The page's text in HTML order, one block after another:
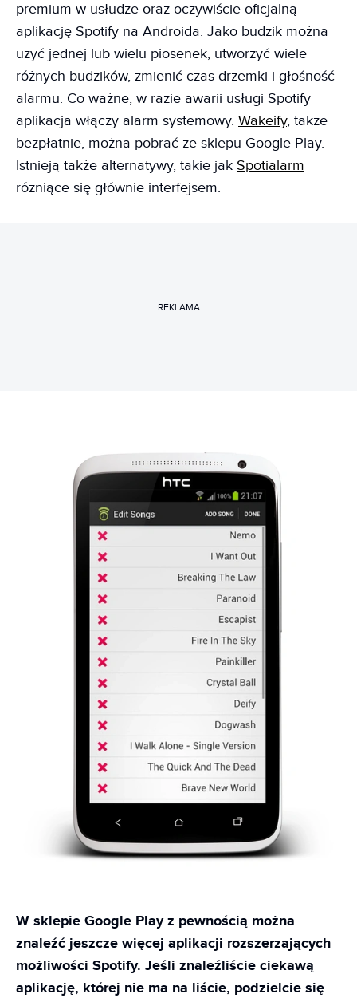
premium w usłudze oraz oczywiście oficjalną
aplikację Spotify na Androida. Jako budzik można
użyć jednej lub wielu piosenek, utworzyć wiele
różnych budzików, zmienić czas drzemki i głośność
alarmu. Co ważne, w razie awarii usługi Spotify
aplikacja włączy alarm systemowy. Wakeify, także
bezpłatnie, można pobrać ze sklepu Google Play.
Istnieją także alternatywy, takie jak Spotialarm
różniące się głównie interfejsem.
REKLAMA
W sklepie Google Play z pewnością można
znaleźć jeszcze więcej aplikacji rozszerzających
możliwości Spotify. Jeśli znaleźliście ciekawą
aplikację, której nie ma na liście, podzielcie się